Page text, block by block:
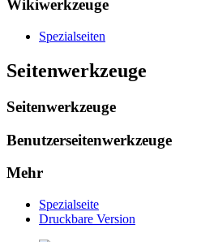
Wikiwerkzeuge
Spezialseiten
Seitenwerkzeuge
Seitenwerkzeuge
Benutzerseitenwerkzeuge
Mehr
Spezialseite
Druckbare Version